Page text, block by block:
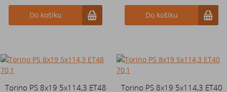
Do košíku Do košíku
Torino PS 8x19 5x114,3 ET48
Torino PS 8x19 5x114,3 ET40